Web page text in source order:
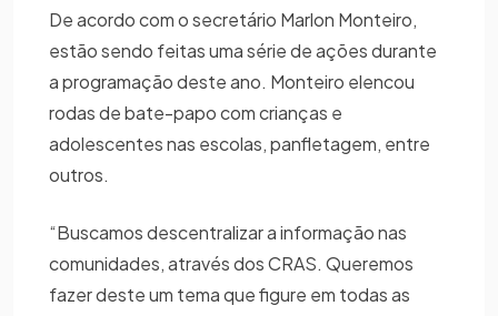
De acordo com o secretário Marlon Monteiro,
estão sendo feitas uma série de ações durante
a programação deste ano. Monteiro elencou
rodas de bate-papo com crianças e
adolescentes nas escolas, panfletagem, entre
outros.
“Buscamos descentralizar a informação nas
comunidades, através dos CRAS. Queremos
fazer deste um tema que figure em todas as